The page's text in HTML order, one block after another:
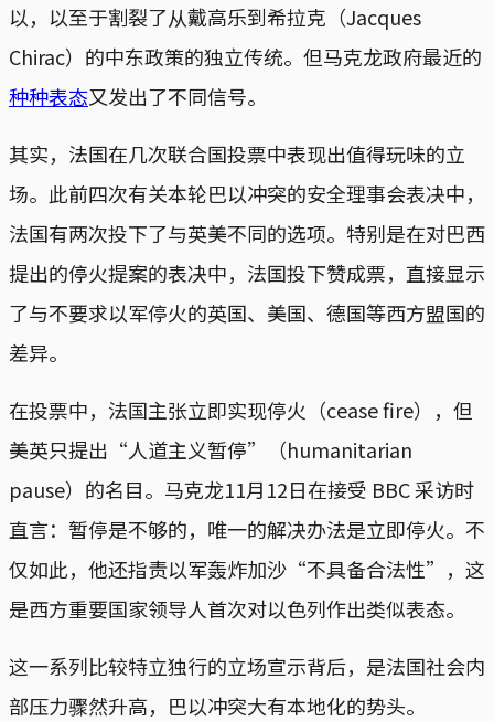
以，以至于割裂了从戴高乐到希拉克（Jacques
Chirac）的中东政策的独立传统。但马克龙政府最近的
种种表态又发出了不同信号。
其实，法国在几次联合国投票中表现出值得玩味的立
场。此前四次有关本轮巴以冲突的安全理事会表决中，
法国有两次投下了与英美不同的选项。特别是在对巴西
提出的停火提案的表决中，法国投下赞成票，直接显示
了与不要求以军停火的英国、美国、德国等西方盟国的
差异。
在投票中，法国主张立即实现停火（cease fire），但
美英只提出“人道主义暂停”（humanitarian
pause）的名目。马克龙11月12日在接受 BBC 采访时
直言：暂停是不够的，唯一的解决办法是立即停火。不
仅如此，他还指责以军轰炸加沙“不具备合法性”，这
是西方重要国家领导人首次对以色列作出类似表态。
这一系列比较特立独行的立场宣示背后，是法国社会内
部压力骤然升高，巴以冲突大有本地化的势头。